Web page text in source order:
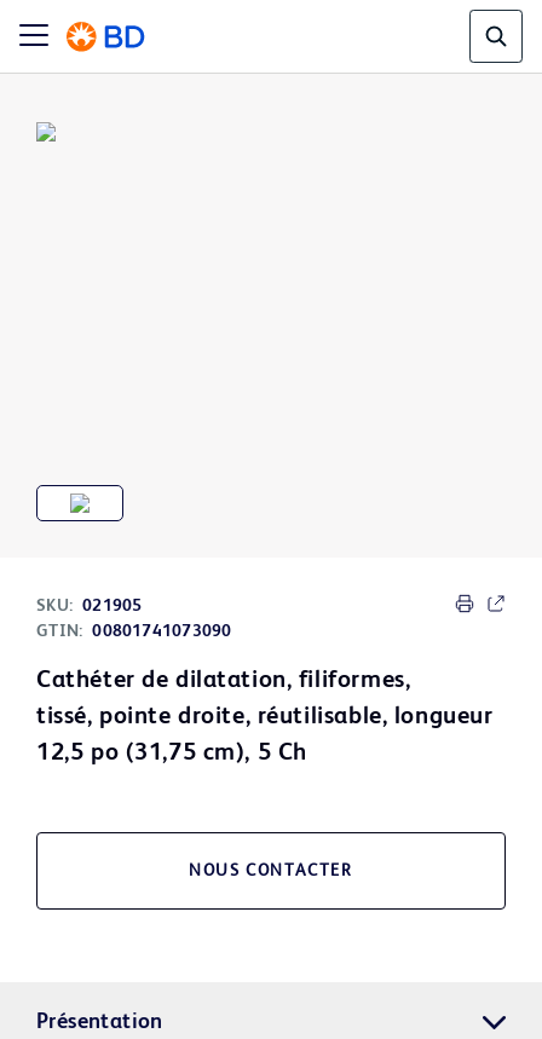
SKU: 021905
GTIN: 00801741073090
Cathéter de dilatation, filiformes,
tissé, pointe droite, réutilisable, longueur
12,5 po (31,75 cm), 5 Ch
NOUS CONTACTER
Présentation